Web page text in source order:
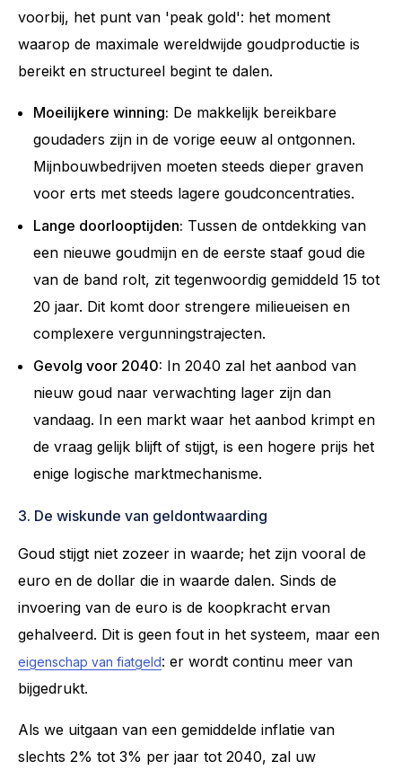
voorbij, het punt van 'peak gold': het moment
waarop de maximale wereldwijde goudproductie is
bereikt en structureel begint te dalen.
Moeilijkere winning: De makkelijk bereikbare
goudaders zijn in de vorige eeuw al ontgonnen.
Mijnbouwbedrijven moeten steeds dieper graven
voor erts met steeds lagere goudconcentraties.
Lange doorlooptijden: Tussen de ontdekking van
een nieuwe goudmijn en de eerste staaf goud die
van de band rolt, zit tegenwoordig gemiddeld 15 tot
20 jaar. Dit komt door strengere milieueisen en
complexere vergunningstrajecten.
Gevolg voor 2040: In 2040 zal het aanbod van
nieuw goud naar verwachting lager zijn dan
vandaag. In een markt waar het aanbod krimpt en
de vraag gelijk blijft of stijgt, is een hogere prijs het
enige logische marktmechanisme.
3. De wiskunde van geldontwaarding
Goud stijgt niet zozeer in waarde; het zijn vooral de
euro en de dollar die in waarde dalen. Sinds de
invoering van de euro is de koopkracht ervan
gehalveerd. Dit is geen fout in het systeem, maar een
eigenschap van fiatgeld: er wordt continu meer van
bijgedrukt.
Als we uitgaan van een gemiddelde inflatie van
slechts 2% tot 3% per jaar tot 2040, zal uw